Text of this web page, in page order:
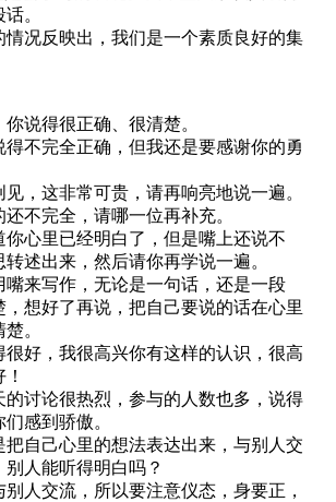
。
反映出，我们是一个素质良好的集
得很正确、很清楚。
全正确，但我还是要感谢你的勇
非常可贵，请再响亮地说一遍。
全，请哪一位再补充。
里已经明白了，但是嘴上还说不
述出来，然后请你再学说一遍。
写作，无论是一句话，还是一段
想好了再说，把自己要说的话在心里
。
我很高兴你有这样的认识，很高
论很热烈，参与的人数也多，说得
感到骄傲。
心里的想法表达出来，与别人交
人能听得明白吗？
流，所以要注意仪态，身要正，